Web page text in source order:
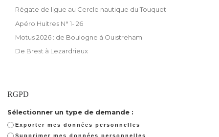
Régate de ligue au Cercle nautique du Touquet
Apéro Huitres N° 1- 26
Motus 2026 : de Boulogne à Ouistreham.
De Brest à Lezardrieux
RGPD
Sélectionner un type de demande :
Exporter mes données personnelles
Supprimer mes données personnelles